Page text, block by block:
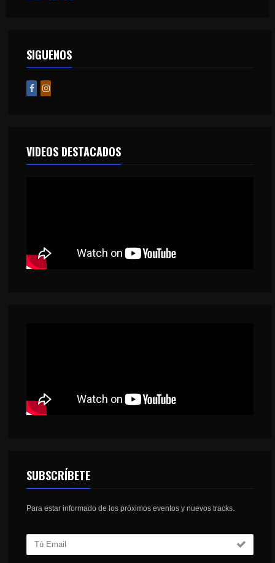
SIGUENOS
VIDEOS DESTACADOS
SUBSCRÍBETE
Para estar informado de los próximos eventos y nuevos tracks.